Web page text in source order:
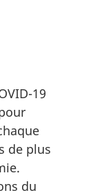
19
de plus
du